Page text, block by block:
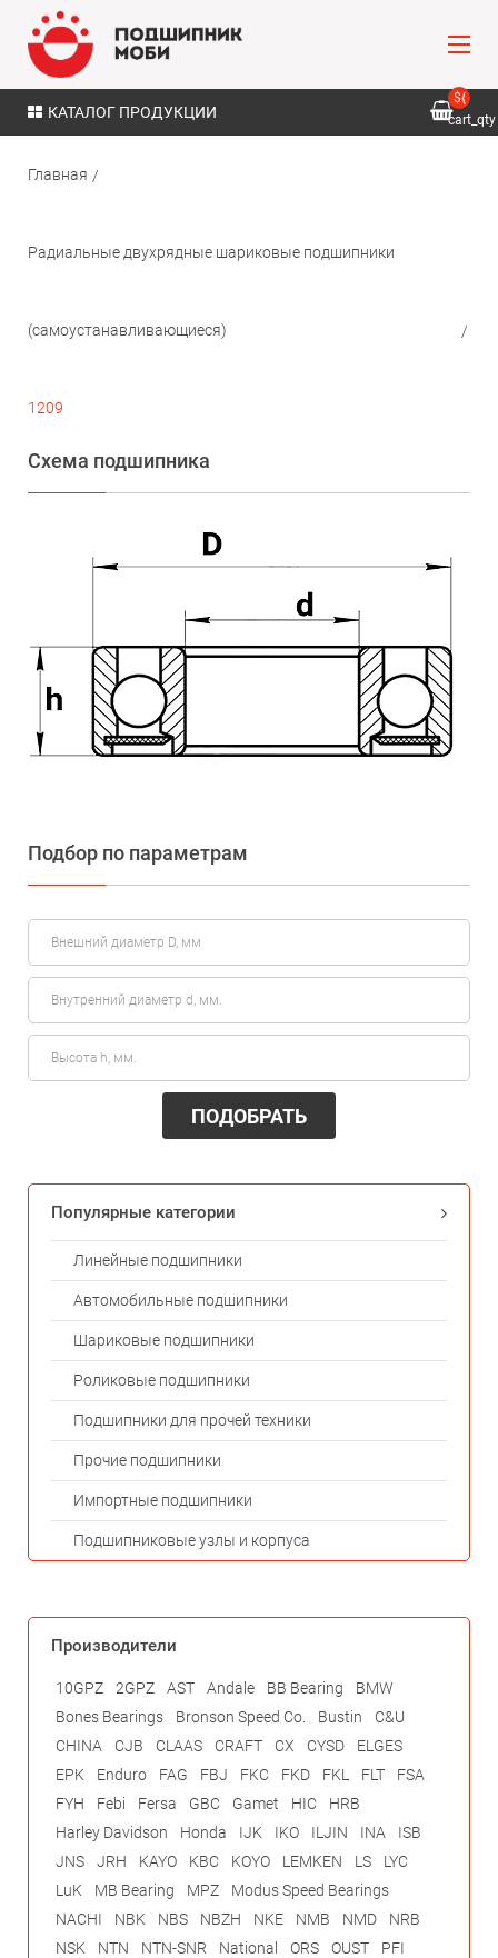
КАТАЛОГ ПРОДУКЦИИ
${
cart_qty
Главная
Радиальные двухрядные шариковые подшипники
(самоустанавливающиеся)
1209
Схема подшипника
Подбор по параметрам
ПОДОБРАТЬ
Популярные категории
Линейные подшипники
Автомобильные подшипники
Шариковые подшипники
Роликовые подшипники
Подшипники для прочей техники
Прочие подшипники
Импортные подшипники
Подшипниковые узлы и корпуса
Производители
10GPZ 2GPZ AST Andale BB Bearing
BMW
Bones Bearings
Bronson Speed Co. Bustin
C&U
CHINA
CJB CLAAS CRAFT CX CYSD
ELGES
EPK
Enduro FAG FBJ FKC FKD FKL FLT
FSA
FYH
Febi Fersa GBC Gamet HIC
HRB
Harley Davidson
Honda IJK IKO ILJIN INA
ISB
JNS
JRH KAYO KBC KOYO LEMKEN LS
LYC
LuK
MB Bearing MPZ
Modus Speed Bearings
NACHI
NBK NBS NBZH NKE NMB NMD
NRB
NSK
NTN NTN-SNR National ORS OUST
PFI